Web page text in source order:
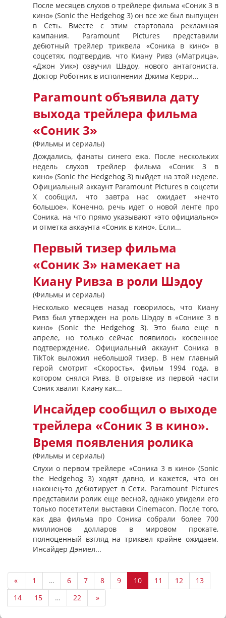
После месяцев слухов о трейлере фильма «Соник 3 в
кино» (Sonic the Hedgehog 3) он все же был выпущен
в Сеть. Вместе с этим стартовала рекламная
кампания. Paramount Pictures представили
дебютный трейлер триквела «Соника в кино» в
соцсетях, подтвердив, что Киану Ривз («Матрица»,
«Джон Уик») озвучил Шэдоу, нового антагониста.
Доктор Роботник в исполнении Джима Керри...
Paramount объявила дату
выхода трейлера фильма
«Соник 3»
(Фильмы и сериалы)
Дождались, фанаты синего ежа. После нескольких
недель слухов трейлер фильма «Соник 3 в
кино» (Sonic the Hedgehog 3) выйдет на этой неделе.
Официальный аккаунт Paramount Pictures в соцсети
X сообщил, что завтра нас ожидает «нечто
большое». Конечно, речь идет о новой ленте про
Соника, на что прямо указывают «это официально»
и отметка аккаунта «Соник в кино». Если...
Первый тизер фильма
«Соник 3» намекает на
Киану Ривза в роли Шэдоу
(Фильмы и сериалы)
Несколько месяцев назад говорилось, что Киану
Ривз был утвержден на роль Шэдоу в «Сонике 3 в
кино» (Sonic the Hedgehog 3). Это было еще в
апреле, но только сейчас появилось косвенное
подтверждение. Официальный аккаунт Соника в
TikTok выложил небольшой тизер. В нем главный
герой смотрит «Скорость», фильм 1994 года, в
котором снялся Ривз. В отрывке из первой части
Соник хвалит Киану как...
Инсайдер сообщил о выходе
трейлера «Соник 3 в кино».
Время появления ролика
(Фильмы и сериалы)
Слухи о первом трейлере «Соника 3 в кино» (Sonic
the Hedgehog 3) ходят давно, и кажется, что он
наконец-то дебютирует в Сети. Paramount Pictures
представили ролик еще весной, однако увидели его
только посетители выставки Cinemacon. После того,
как два фильма про Соника собрали более 700
миллионов долларов в мировом прокате,
полноценный взгляд на триквел крайне ожидаем.
Инсайдер Дэниел...
« 1 … 6 7 8 9 10 11 12
13
14
15 … 22 »